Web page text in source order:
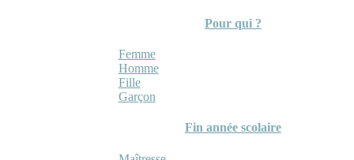
Pour qui ?
Femme
Homme
Fille
Garçon
Fin année scolaire